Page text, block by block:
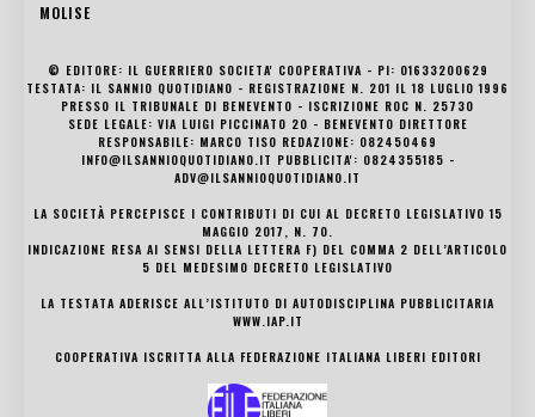
MOLISE
© EDITORE: IL GUERRIERO SOCIETA' COOPERATIVA - PI: 01633200629
TESTATA: IL SANNIO QUOTIDIANO - REGISTRAZIONE N. 201 IL 18 LUGLIO 1996
PRESSO IL TRIBUNALE DI BENEVENTO - ISCRIZIONE ROC N. 25730
SEDE LEGALE: VIA LUIGI PICCINATO 20 - BENEVENTO DIRETTORE
RESPONSABILE: MARCO TISO REDAZIONE: 082450469
INFO@ILSANNIOQUOTIDIANO.IT PUBBLICITA': 0824355185 -
ADV@ILSANNIOQUOTIDIANO.IT
LA SOCIETÀ PERCEPISCE I CONTRIBUTI DI CUI AL DECRETO LEGISLATIVO 15
MAGGIO 2017, N. 70.
INDICAZIONE RESA AI SENSI DELLA LETTERA F) DEL COMMA 2 DELL’ARTICOLO
5 DEL MEDESIMO DECRETO LEGISLATIVO
LA TESTATA ADERISCE ALL’ISTITUTO DI AUTODISCIPLINA PUBBLICITARIA
WWW.IAP.IT
COOPERATIVA ISCRITTA ALLA FEDERAZIONE ITALIANA LIBERI EDITORI